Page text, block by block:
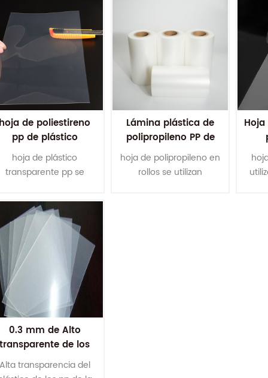
hoja de poliestireno
pp de plástico
transparente de 1 mm
de altura de tamaño
personalizado
hoja de plástico
transparente pp se
en la producción de
alimentos, cosméticos,
suministros médicos,
productos electrónicos,
y otros envases
termoformados.
Lámina plástica de
polipropileno PP de
alta transparencia de
500 micras para
hoja de polipropileno en
rollos se utilizan
0.3 mm de Alto
transparente de los
PP de la hoja clara de
la hoja de
Alta transparencia del